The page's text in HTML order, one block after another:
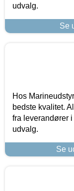
udvalg.
Se
Hos
bedste kvalitet.
fra leverandører
udvalg.
Se